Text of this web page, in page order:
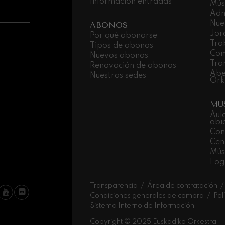
ABONOS
Por qué abonarse
Tipos de abonos
Nuevos abonos
Renovación de abonos
Nuestras sedes
Transparencia Área de contratación
Condiciones generales de compra
Sistema Interno de Información
Copyright © 2025 Euskadiko Orkestra